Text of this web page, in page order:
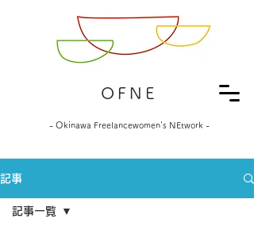
OFNE
- Okinawa Freelancewomen's NEtwork -
記事
記事一覧